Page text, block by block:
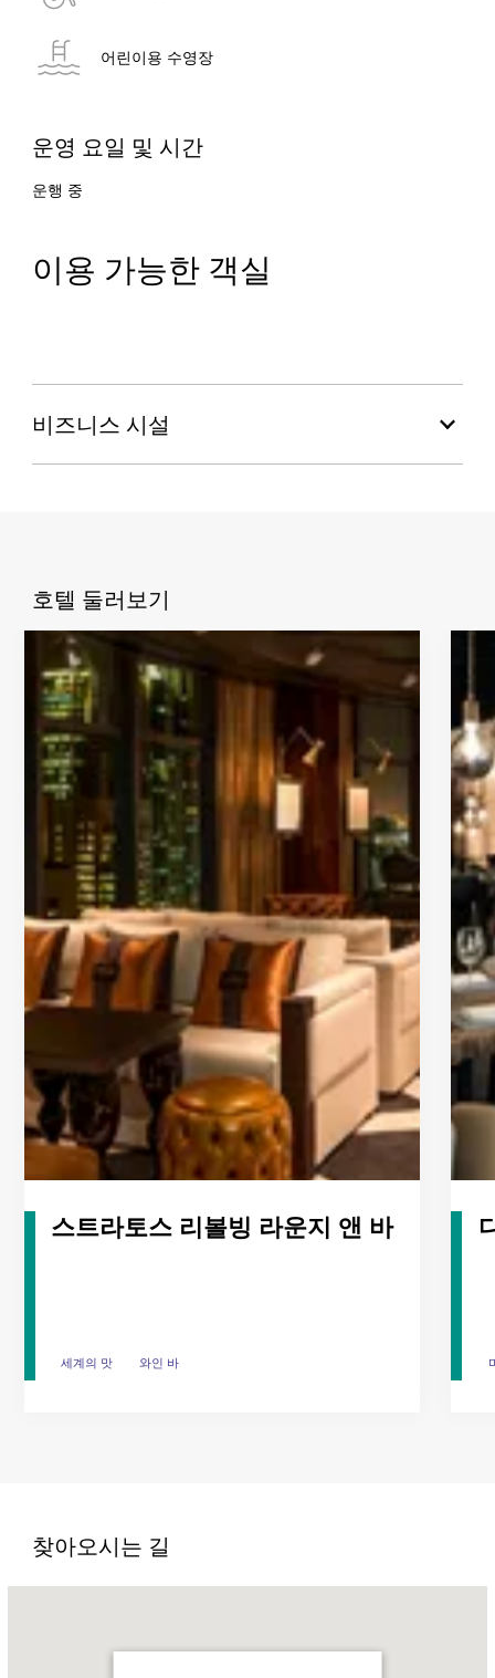
어린이용 수영장
운영 요일 및 시간
운행 중
이용 가능한 객실
싱글룸
비즈니스 시설
호텔 둘러보기
스트라토스 리볼빙 라운지 앤 바
세계의 맛 와인 바
세계의 맛 와인 바
찾아오시는 길